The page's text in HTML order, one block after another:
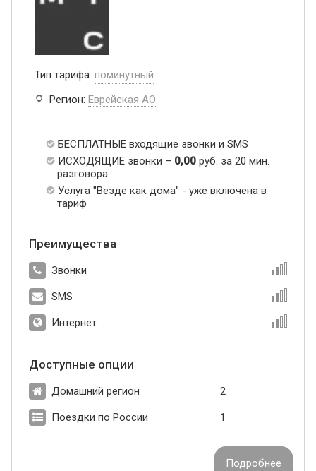
Тип тарифа: поминутный
Регион: Еврейская АО
БЕСПЛАТНЫЕ входящие звонки и SMS
ИСХОДЯЩИЕ звонки – 0,00 руб. за 20 мин.
разговора
Услуга "Везде как дома" - уже включена в
тариф
Преимущества
Звонки
SMS
Интернет
Доступные опции
Домашний регион 2
Поездки по России 1
Подробнее